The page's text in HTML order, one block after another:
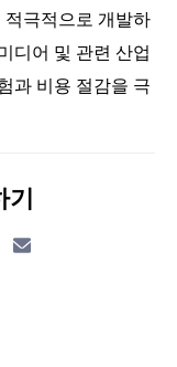
극적으로 개발하
디어 및 관련 산업
과 비용 절감을 극
기